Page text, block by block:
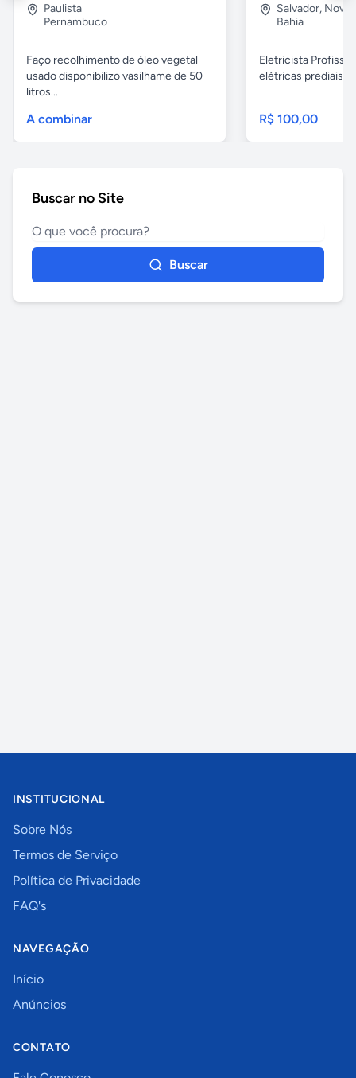
Paulista
Pernambuco
Faço recolhimento de óleo vegetal
usado disponibilizo vasilhame de 50
litros...
A combinar
Salvador, Nova
Bahia
Eletricista
elétricas prediais e
R$ 100,00
Buscar no Site
Buscar
INSTITUCIONAL
Sobre Nós
Termos de Serviço
Política de Privacidade
FAQ's
NAVEGAÇÃO
Início
Anúncios
CONTATO